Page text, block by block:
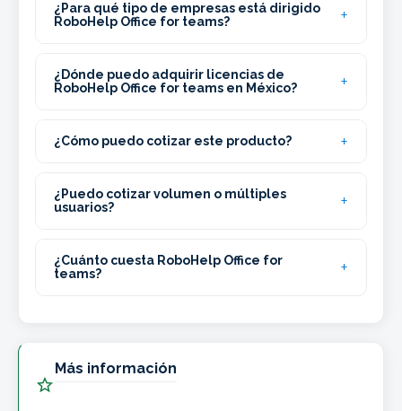
¿Para qué tipo de empresas está dirigido
RoboHelp Office for teams?
¿Dónde puedo adquirir licencias de
RoboHelp Office for teams en México?
¿Cómo puedo cotizar este producto?
¿Puedo cotizar volumen o múltiples
usuarios?
¿Cuánto cuesta RoboHelp Office for
teams?

Más información